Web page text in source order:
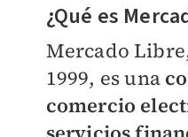
¿Qué es
Mercado
1999, es una
comercio